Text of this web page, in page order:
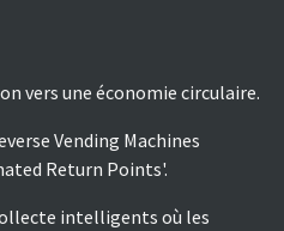
vers une économie circulaire.
Vending Machines
Return Points'.
intelligents où les